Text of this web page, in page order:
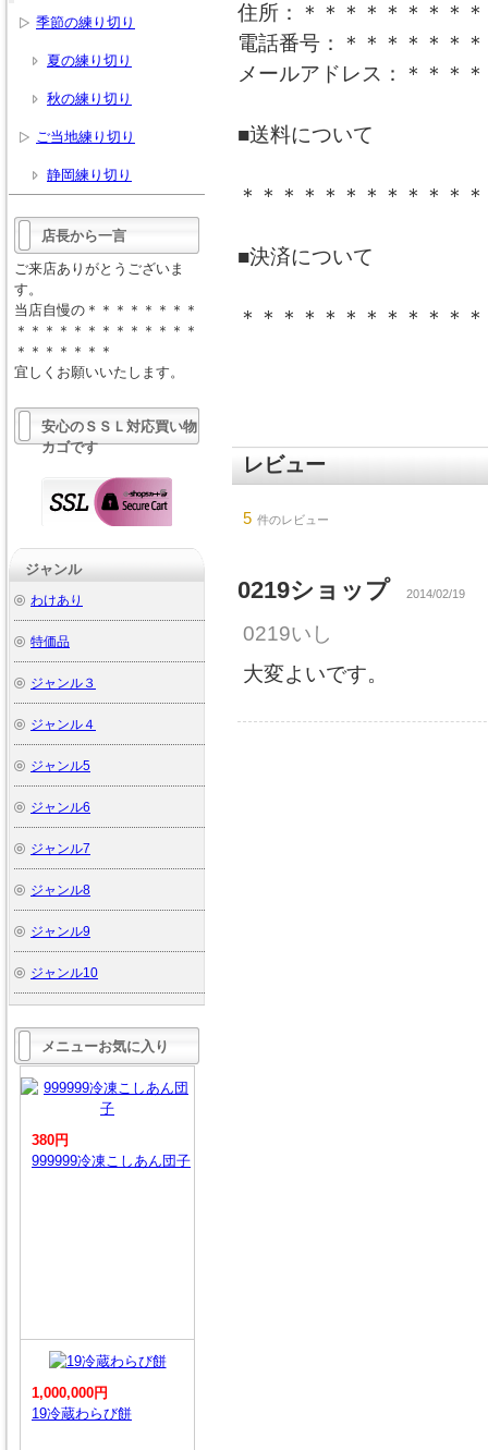
住所：＊＊＊＊＊＊＊＊
電話番号：＊＊＊＊＊＊
メールアドレス：＊＊＊
■送料について
＊＊＊＊＊＊＊＊＊＊＊
■決済について
＊＊＊＊＊＊＊＊＊＊＊
レビュー
5 件のレビュー
0219ショップ 2014/02/19
0219いし
大変よいです。
季節の練り切り
夏の練り切り
秋の練り切り
ご当地練り切り
静岡練り切り
店長から一言
ご来店ありがとうございま
す。
当店自慢の＊＊＊＊＊＊＊＊
＊＊＊＊＊＊＊＊＊＊＊＊＊
＊＊＊＊＊＊＊
宜しくお願いいたします。
安心のＳＳＬ対応買い物
カゴです
ジャンル
わけあり
特価品
ジャンル３
ジャンル４
ジャンル5
ジャンル6
ジャンル7
ジャンル8
ジャンル9
ジャンル10
メニューお気に入り
380円
999999冷凍こしあん団子
1,000,000円
19冷蔵わらび餅